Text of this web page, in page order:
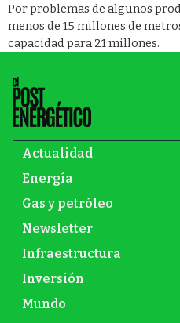
Por problemas de algunos
menos de 15 millones de
capacidad para 21 millones.
Actualidad
Energía
Gas y petróleo
Newsletter
Infraestructura
Inversión
Mundo